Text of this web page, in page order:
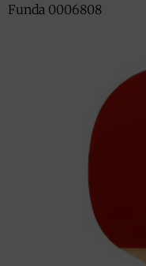
Funda 0006808